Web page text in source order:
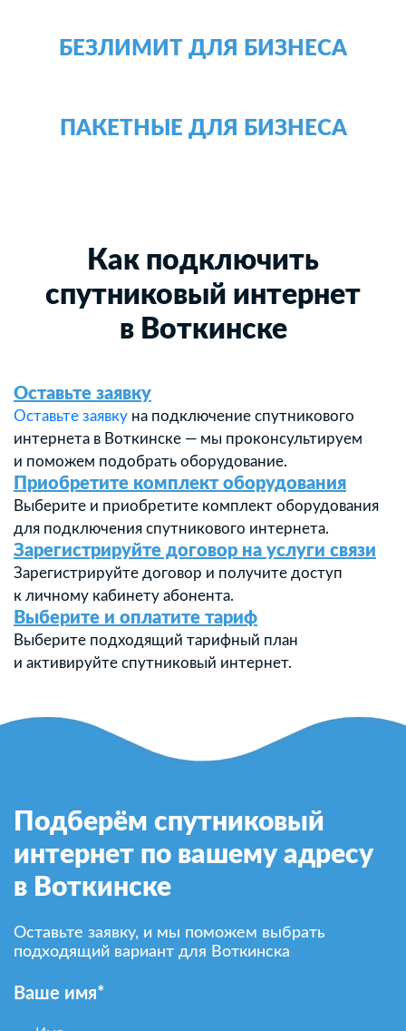
БЕЗЛИМИТ ДЛЯ БИЗНЕСА
ПАКЕТНЫЕ ДЛЯ БИЗНЕСА
Как подключить
спутниковый интернет
в Воткинске
Оставьте заявку
Оставьте заявку на подключение спутникового
интернета в Воткинске — мы проконсультируем
и поможем подобрать оборудование.
Приобретите комплект оборудования
Выберите и приобретите комплект оборудования
для подключения спутникового интернета.
Зарегистрируйте договор на услуги связи
Зарегистрируйте договор и получите доступ
к личному кабинету абонента.
Выберите и оплатите тариф
Выберите подходящий тарифный план
и активируйте спутниковый интернет.
Подберём спутниковый
интернет по вашему адресу
в Воткинске
Оставьте заявку, и мы поможем выбрать
подходящий вариант для Воткинска
Ваше имя*